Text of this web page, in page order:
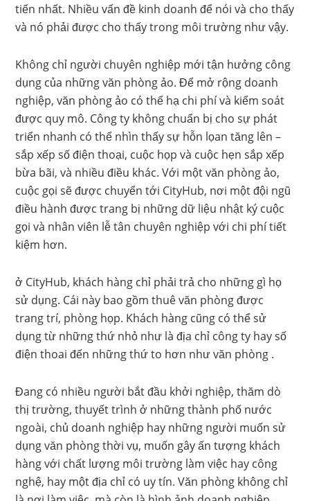
tiến nhất. Nhiều vấn đề kinh doanh để nói và cho thấy
và nó phải được cho thấy trong môi trường như vậy.
Không chỉ người chuyên nghiệp mới tận hưởng công
dụng của những văn phòng ảo. Để mở rộng doanh
nghiệp, văn phòng ảo có thể hạ chi phí và kiểm soát
được quy mô. Công ty không chuẩn bị cho sự phát
triển nhanh có thể nhìn thấy sự hỗn lọan tăng lên –
sắp xếp số điện thoại, cuộc họp và cuộc hẹn sắp xếp
bừa bãi, và nhiều điều khác. Với một văn phòng ảo,
cuộc gọi sẽ được chuyển tới CityHub, nơi một đội ngũ
điều hành được trang bị những dữ liệu nhật ký cuộc
gọi và nhân viên lễ tân chuyên nghiệp với chi phí tiết
kiệm hơn.
ở CityHub, khách hàng chỉ phải trả cho những gì họ
sử dụng. Cái này bao gồm thuê văn phòng được
trang trí, phòng họp. Khách hàng cũng có thể sử
dụng từ những thứ nhỏ như là địa chỉ công ty hay số
điện thoai đến những thứ to hơn như văn phòng .
Đang có nhiều người bắt đầu khởi nghiệp, thăm dò
thị trường, thuyết trình ở những thành phố nước
ngoài, chủ doanh nghiệp hay những người muốn sử
dụng văn phòng thời vụ, muốn gây ấn tượng khách
hàng với chất lượng môi trường làm việc hay công
nghệ, hay một địa chỉ có uy tín. Văn phòng không chỉ